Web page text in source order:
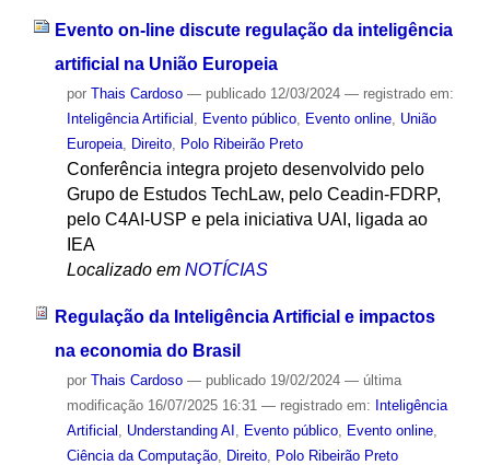
Evento on-line discute regulação da inteligência
artificial na União Europeia
por Thais Cardoso — publicado12/03/2024 — registrado em:
Inteligência Artificial
Evento público, Evento online, União
Europeia, Direito, Polo Ribeirão Preto
Conferência integra projeto desenvolvido pelo
Grupo de Estudos TechLaw, pelo Ceadin-FDRP,
pelo C4AI-USP e pela iniciativa UAI, ligada ao
IEA
Localizado em NOTÍCIAS
Regulação da Inteligência Artificial e impactos
na economia do Brasil
por Thais Cardoso — publicado19/02/2024 — última
modificação16/07/2025 16:31 — registrado em: Inteligência
Artificial
Understanding AI Evento público, Evento online,
Ciência da Computação, Direito, Polo Ribeirão Preto